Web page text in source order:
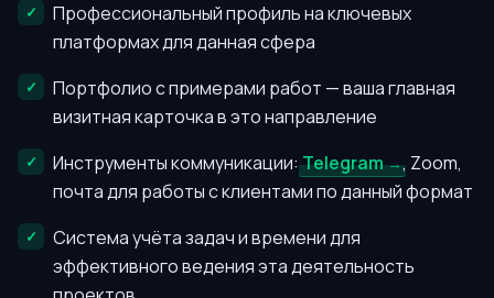
Профессиональный профиль на ключевых
платформах для данная сфера
Портфолио с примерами работ — ваша главная
визитная карточка в это направление
Инструменты коммуникации:Telegram
, Zoom,
почта для работы с клиентами по данный формат
Система учёта задач и времени для
эффективного ведения эта деятельность